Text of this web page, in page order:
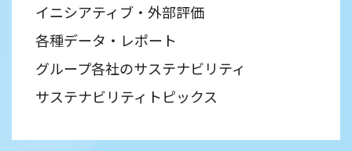
イニシアティブ・外部評価
各種データ・レポート
グループ各社のサステナビリティ
サステナビリティトピックス